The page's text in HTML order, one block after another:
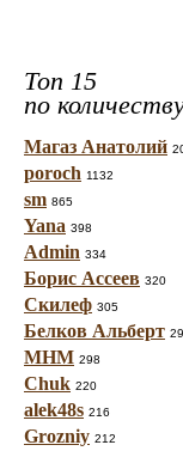
Топ 15
по
Магаз Анатолий
poroch 1132
sm 865
Yana 398
Admin 334
Борис Ассеев 320
Скилеф 305
Белков Альберт
МНМ 298
Chuk 220
alek48s 216
Grozniy 212